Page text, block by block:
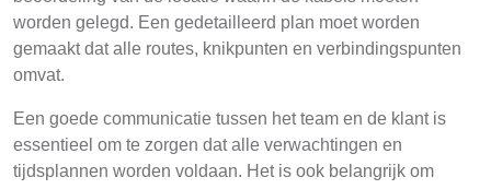
worden gelegd. Een gedetailleerd plan moet worden
gemaakt dat alle routes, knikpunten en verbindingspunten
omvat.
Een goede communicatie tussen het team en de klant is
essentieel om te zorgen dat alle verwachtingen en
tijdsplannen worden voldaan. Het is ook belangrijk om